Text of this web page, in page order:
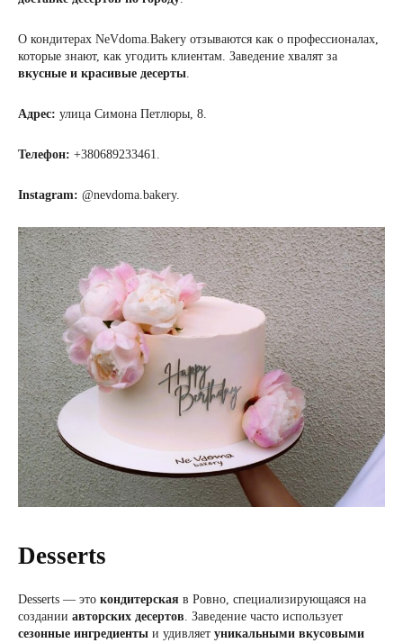
О кондитерах NeVdoma.Bakery отзываются как о профессионалах,
которые знают, как угодить клиентам. Заведение хвалят за
вкусные и красивые десерты
Адрес: улица Симона Петлюры, 8.
Телефон: +380689233461.
Instagram: @nevdoma.bakery.
Desserts
Desserts — это кондитерская в Ровно, специализирующаяся на
создании авторских десертов. Заведение часто использует
сезонные ингредиенты и удивляет уникальными вкусовыми